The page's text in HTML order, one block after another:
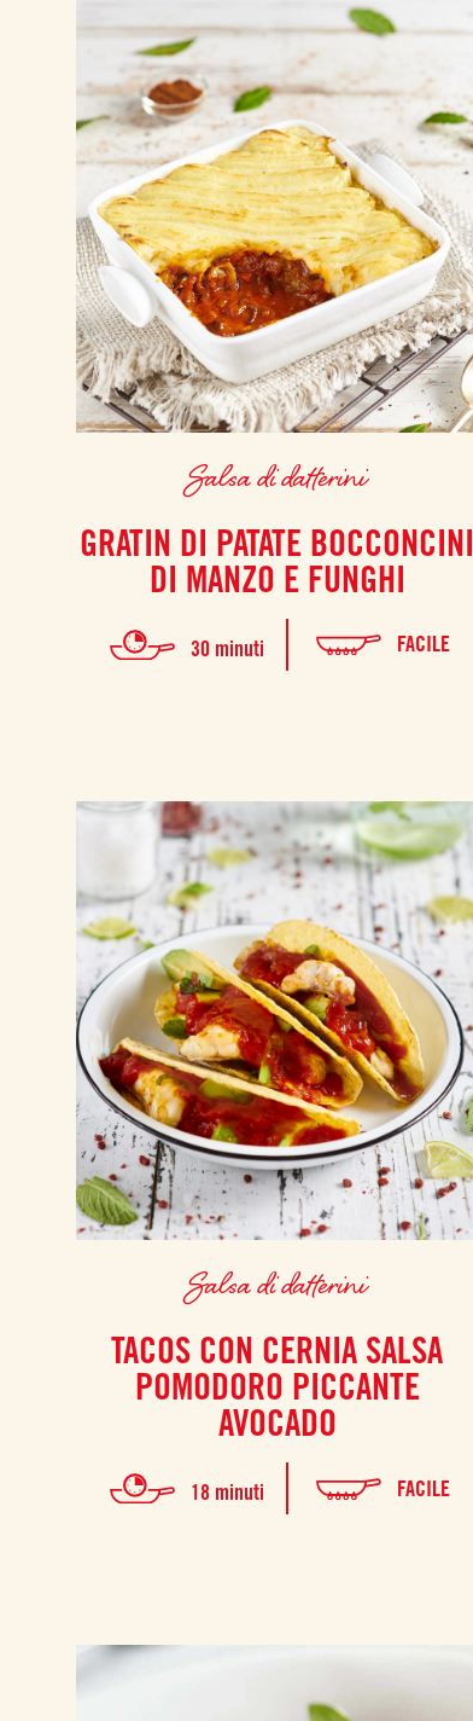
Salsa di datterini
GRATIN DI PATATE BOCCONCINI
DI MANZO E FUNGHI
30 minuti FACILE
Salsa di datterini
TACOS CON CERNIA SALSA
POMODORO PICCANTE
AVOCADO
18 minuti FACILE